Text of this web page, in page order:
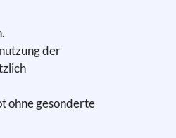
der
ohne gesonderte